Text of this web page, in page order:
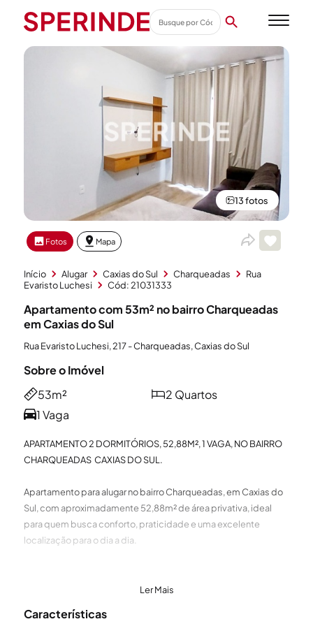
13 fotos
Fotos Mapa
Início Alugar Caxias do Sul Charqueadas
Rua
Evaristo Luchesi
Cód: 21031333
Apartamento com 53m² no bairro Charqueadas
em Caxias do Sul
Rua Evaristo Luchesi, 217 - Charqueadas, Caxias do Sul
Sobre o Imóvel
53m²
2 Quartos
1 Vaga
APARTAMENTO 2 DORMITÓRIOS, 52,88M², 1 VAGA, NO BAIRRO
CHARQUEADAS  CAXIAS DO SUL.
Apartamento para alugar no bairro Charqueadas, em Caxias do
Sul, com aproximadamente 52,88m² de área privativa, ideal
para quem busca conforto, praticidade e uma excelente
localização para o dia a dia.
banheiro social, ambientes funcionais e acolhedores, além de
natural aos espaços, tornando o ambiente mais agradável e
Ler Mais
Características